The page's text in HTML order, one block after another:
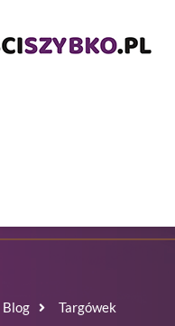
Blog Targówek